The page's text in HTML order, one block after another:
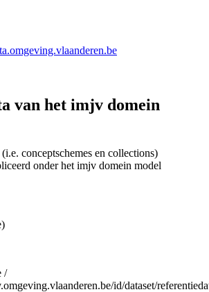
van het imjv domein
conceptschemes en collections)
onder het imjv domein model
/
id/dataset/